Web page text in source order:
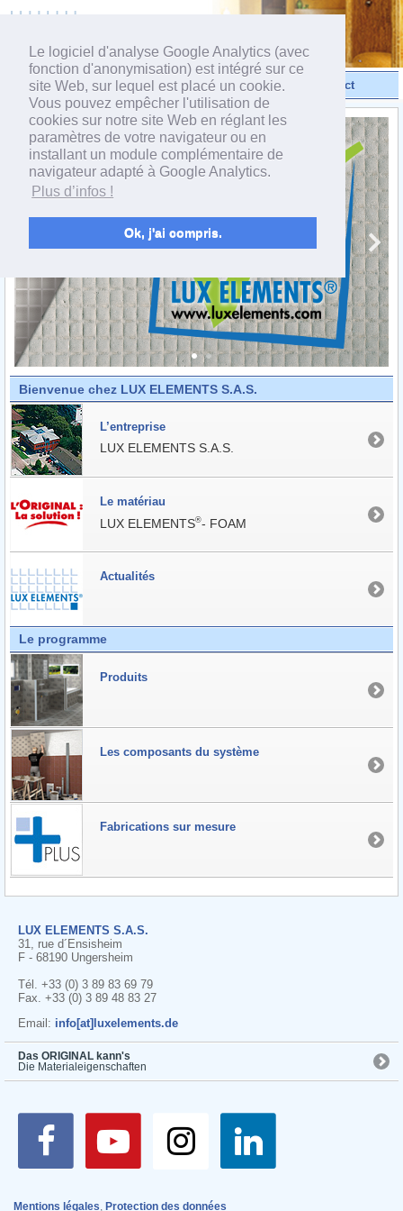
Le logiciel d'analyse Google Analytics (avec
fonction d'anonymisation) est intégré sur ce
site Web, sur lequel est placé un cookie.
Vous pouvez empêcher l'utilisation de
cookies sur notre site Web en réglant les
paramètres de votre navigateur ou en
installant un module complémentaire de
navigateur adapté à Google Analytics.
Plus d’infos !
Ok, j'ai compris.
Vidéos Produits Contact
Bienvenue chez LUX ELEMENTS S.A.S.
L’entreprise
LUX ELEMENTS S.A.S.
Le matériau
LUX ELEMENTS®- FOAM
Actualités
Le programme
Produits
Les composants du système
Fabrications sur mesure
LUX ELEMENTS S.A.S.
31, rue d´Ensisheim
F - 68190 Ungersheim
Tél. +33 (0) 3 89 83 69 79
Fax. +33 (0) 3 89 48 83 27
Email: info[at]luxelements.de
Das ORIGINAL kann's
Die Materialeigenschaften
Mentions légales, Protection des données
powered by webEdition CMS